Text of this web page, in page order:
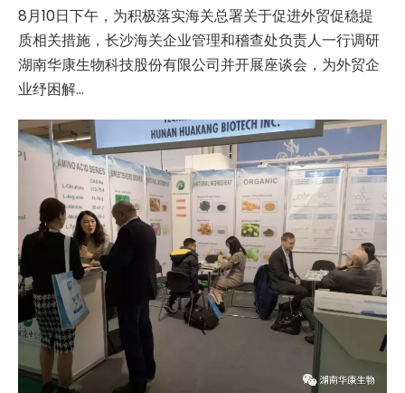
8月10日下午，为积极落实海关总署关于促进外贸促稳提
质相关措施，长沙海关企业管理和稽查处负责人一行调研
湖南华康生物科技股份有限公司并开展座谈会，为外贸企
业纾困解...